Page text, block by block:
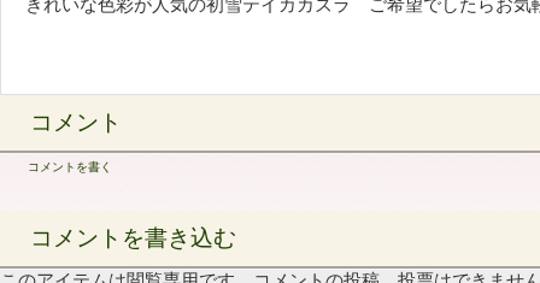
きれいな色彩が人気の初雪テイカカズラ ご希望でしたらお気
コメント
コメントを書く
コメントを書き込む